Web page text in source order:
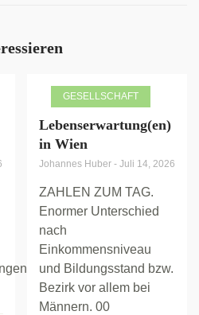
GESELLSCHAFT
Lebenserwartung(en)
in Wien
Johannes Huber - Juli 14, 2026
ZAHLEN ZUM TAG.
Enormer Unterschied
nach
Einkommensniveau
und Bildungsstand bzw.
Bezirk vor allem bei
Männern. 00